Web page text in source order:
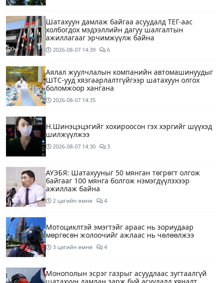
Шатахуун дамлаж байгаа асуудалд ТЕГ-аас
холбогдох мэдээллийн дагуу шалгалтын
ажиллагааг эрчимжүүлж байна
2026-08-07 14:39 6
Аялал жуулчлалын компанийн автомашинуудыг
ШТС-ууд хязгаарлалтгүйгээр шатахуун олгох
боломжоор хангана
2026-08-07 14:35
Н.Шинэцэцэгийг хохироосон гэх хэргийг шүүхэд
шилжүүлжээ
2026-08-07 14:30 3
АҮЭБЯ: Шатахууныг 50 мянган төгрөгт олгож
байгааг 100 мянга болгож нэмэгдүүлэхээр
ажиллаж байна
2 цагийн өмнө 4
Мотоциклтэй эмэгтэйг араас нь зориудаар
мөргөсөн жолоочийг ажлаас нь чөлөөлжээ
3 цагийн өмнө 4
Монополын эсрэг газрыг асуудлаас зугтаалгүй